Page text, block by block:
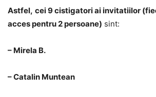
Astfel, cei 9 cistigatori ai invitatiilor
acces pentru 2 persoane) sint:
– Mirela B.
– Catalin Muntean